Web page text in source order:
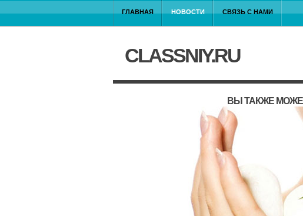
ГЛАВНАЯ НОВОСТИ СВЯЗЬ С НАМИ
CLASSNIY.RU
ВЫ ТАКЖЕ